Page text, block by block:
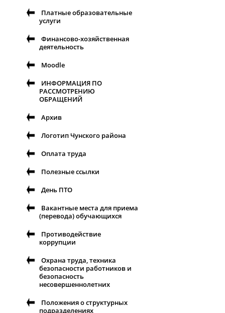
Платные образовательные
услуги
Финансово-хозяйственная
деятельность
Moodle
ИНФОРМАЦИЯ ПО
РАССМОТРЕНИЮ
ОБРАЩЕНИЙ
Архив
Логотип Чунского района
Оплата труда
Полезные ссылки
День ПТО
Вакантные места для приема
(перевода) обучающихся
Противодействие
коррупции
Охрана труда, техника
безопасности работников и
безопасность
несовершеннолетних
Положения о структурных
подразделениях